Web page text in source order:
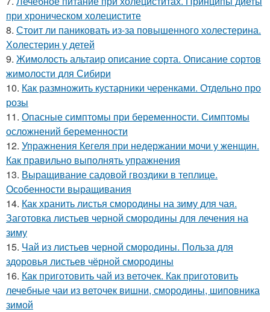
при хроническом холецистите
8. Стоит ли паниковать из-за повышенного холестерина.
Холестерин у детей
9. Жимолость альтаир описание сорта. Описание сортов
жимолости для Сибири
10. Как размножить кустарники черенками. Отдельно про
розы
11. Опасные симптомы при беременности. Симптомы
осложнений беременности
12. Упражнения Кегеля при недержании мочи у женщин.
Как правильно выполнять упражнения
13. Выращивание садовой гвоздики в теплице.
Особенности выращивания
14. Как хранить листья смородины на зиму для чая.
Заготовка листьев черной смородины для лечения на
зиму
15. Чай из листьев черной смородины. Польза для
здоровья листьев чёрной смородины
16. Как приготовить чай из веточек. Как приготовить
лечебные чаи из веточек вишни, смородины, шиповника
зимой